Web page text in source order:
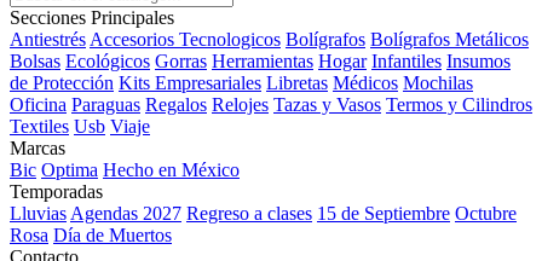
Secciones Principales
Antiestrés Accesorios Tecnologicos Bolígrafos Bolígrafos Metálicos
Bolsas Ecológicos Gorras Herramientas Hogar Infantiles Insumos
de Protección Kits Empresariales Libretas Médicos Mochilas
Oficina Paraguas Regalos Relojes Tazas y Vasos Termos y Cilindros
Textiles Usb Viaje
Marcas
Bic Optima Hecho en México
Temporadas
Lluvias Agendas 2027 Regreso a clases 15 de Septiembre Octubre
Rosa Día de Muertos